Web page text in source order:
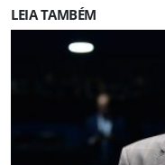
LEIA TAMBÉM